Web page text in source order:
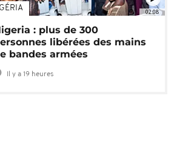
02:08
: plus de 300
libérées des mains
bandes armées
Il y a 19 heures